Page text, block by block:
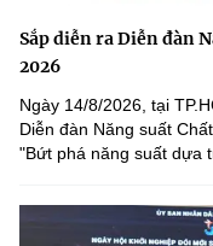
Sắp diễn ra Diễn đàn
2026
Ngày 14/8/2026, tại
Diễn đàn Năng suất
"Bứt phá năng suất dựa